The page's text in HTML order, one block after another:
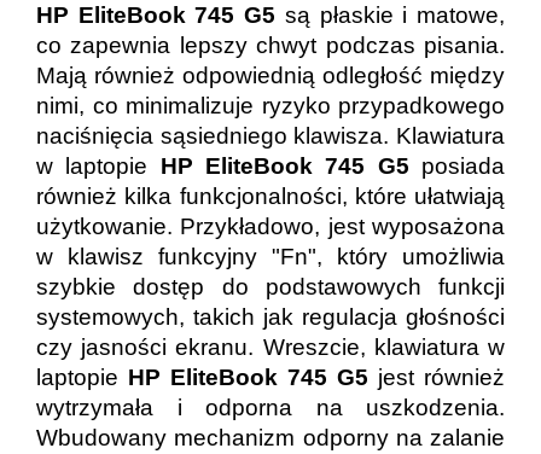
HP EliteBook 745 G5 są płaskie i matowe,
co zapewnia lepszy chwyt podczas pisania.
Mają również odpowiednią odległość między
nimi, co minimalizuje ryzyko przypadkowego
naciśnięcia sąsiedniego klawisza. Klawiatura
w laptopie HP EliteBook 745 G5 posiada
również kilka funkcjonalności, które ułatwiają
użytkowanie. Przykładowo, jest wyposażona
w klawisz funkcyjny "Fn", który umożliwia
szybkie dostęp do podstawowych funkcji
systemowych, takich jak regulacja głośności
czy jasności ekranu. Wreszcie, klawiatura w
laptopie HP EliteBook 745 G5 jest również
wytrzymała i odporna na uszkodzenia.
Wbudowany mechanizm odporny na zalanie